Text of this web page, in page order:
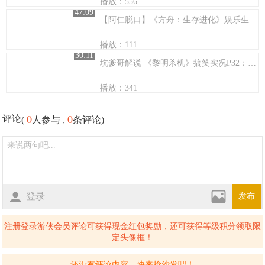
47:09
【阿仁脱口】《方舟：生存进化》娱乐生存【65】月半湾的空中堡垒~
播放：111
30:11
坑爹哥解说 《黎明杀机》搞笑实况P32：玩过最憋屈凄凉的一局
播放：341
评论(0 人参与 ,0条评论)
登录 发布
注册登录游侠会员评论可获得现金红包奖励，还可获得等级积分领取限
定头像框！